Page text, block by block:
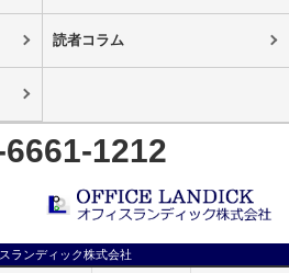
読者コラム
1212
ランディック株式会社